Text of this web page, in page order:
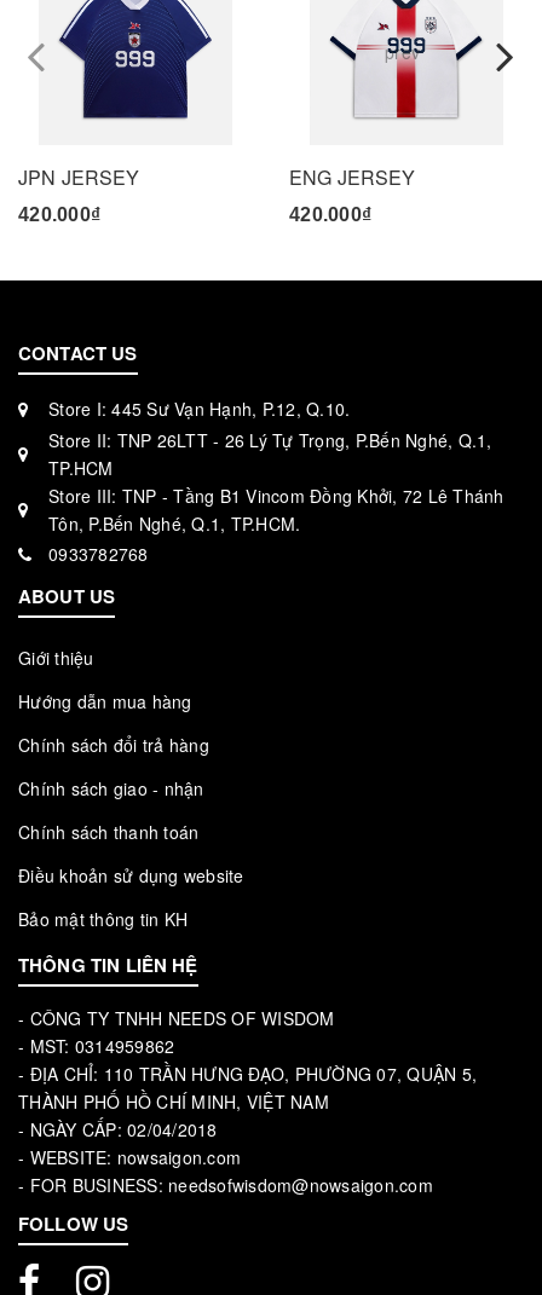
JPN JERSEY
420.000₫
ENG JERSEY
420.000₫
prev
CONTACT US
Store I: 445 Sư Vạn Hạnh, P.12, Q.10.
Store II: TNP 26LTT - 26 Lý Tự Trọng, P.Bến Nghé, Q.1,
TP.HCM
Store III: TNP - Tầng B1 Vincom Đồng Khởi, 72 Lê Thánh
Tôn, P.Bến Nghé, Q.1, TP.HCM.
0933782768
ABOUT US
Giới thiệu
Hướng dẫn mua hàng
Chính sách đổi trả hàng
Chính sách giao - nhận
Chính sách thanh toán
Điều khoản sử dụng website
Bảo mật thông tin KH
THÔNG TIN LIÊN HỆ
- CÔNG TY TNHH NEEDS OF WISDOM
- MST: 0314959862
- ĐỊA CHỈ: 110 TRẦN HƯNG ĐẠO, PHƯỜNG 07, QUẬN 5,
THÀNH PHỐ HỒ CHÍ MINH, VIỆT NAM
- NGÀY CẤP: 02/04/2018
- WEBSITE: nowsaigon.com
- FOR BUSINESS: needsofwisdom@nowsaigon.com
FOLLOW US